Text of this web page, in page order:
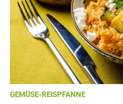
GEMÜSE-REISPFANNE